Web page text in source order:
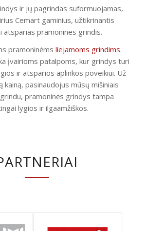
ir jų pagrindas suformuojamas,
Cemart gaminius, užtikrinantis
atsparias pramonines grindis.
pramoninėms liejamoms grindims.
įvairioms patalpoms, kur grindys turi
ir atsparios aplinkos poveikiui. Už
kainą, pasinaudojus mūsų mišiniais
pramoninės grindys tampa
lygios ir ilgaamžiškos.